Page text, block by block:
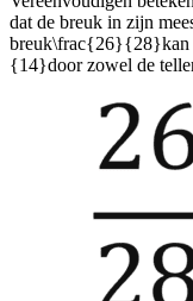
dat de breuk in zijn
breuk\frac{26}{28}
{14}door zowel de